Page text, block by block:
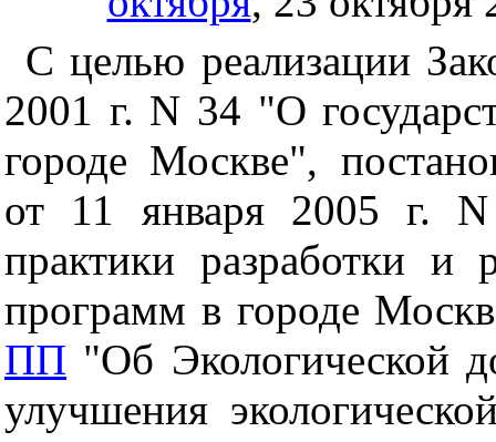
С целью реализации
2001 г. N 34 "О
городе Москве",
от 11 января 2005 г.
практики разработки и
программ в городе
ПП "Об Экологической
улучшения